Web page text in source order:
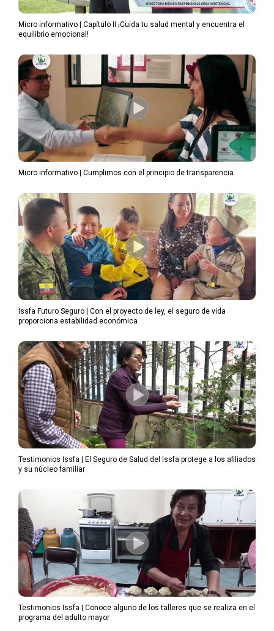
Micro informativo | Capítulo II ¡Cuida tu salud mental y encuentra el
equilibrio emocional!
Micro informativo | Cumplimos con el principio de transparencia
Issfa Futuro Seguro | Con el proyecto de ley, el seguro de vida
proporciona estabilidad económica
Testimonios Issfa | El Seguro de Salud del Issfa protege a los afiliados
y su núcleo familiar
Testimonios Issfa | Conoce alguno de los talleres que se realiza en el
programa del adulto mayor